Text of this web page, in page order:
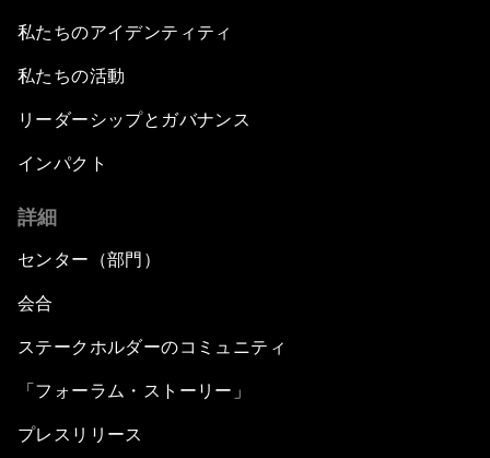
私たちのアイデンティティ
私たちの活動
リーダーシップとガバナンス
インパクト
詳細
センター（部門）
会合
ステークホルダーのコミュニティ
「フォーラム・ストーリー」
プレスリリース